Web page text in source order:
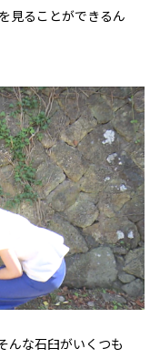
見ることができるん
んな石臼がいくつも